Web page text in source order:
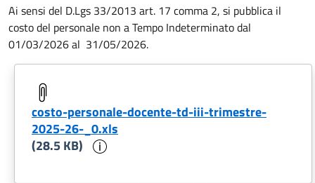
Ai sensi del D.Lgs 33/2013 art. 17 comma 2, si pubblica il
costo del personale non a Tempo Indeterminato dal
01/03/2026 al 31/05/2026.
costo-personale-docente-td-iii-trimestre-
2025-26-_0.xls
(28.5 KB)